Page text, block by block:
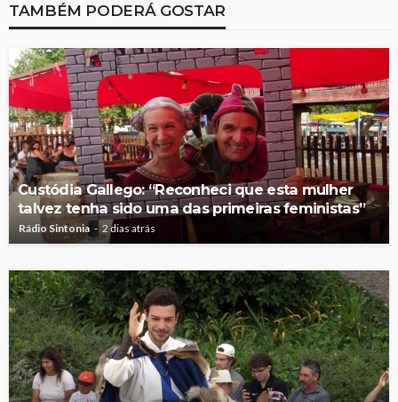
TAMBÉM PODERÁ GOSTAR
Custódia Gallego: “Reconheci que esta mulher
talvez tenha sido uma das primeiras feministas”
Rádio Sintonia 2 dias atrás